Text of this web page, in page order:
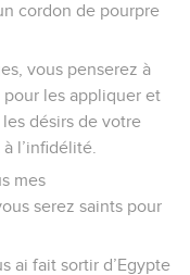
cordon de pourpre
vous penserez à
pour les appliquer et
désirs de votre
l’infidélité.
mes
serez saints pour
ai fait sortir d’Egypte